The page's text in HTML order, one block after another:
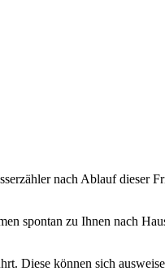
nach Ablauf
spontan zu Ihnen nach
können sich